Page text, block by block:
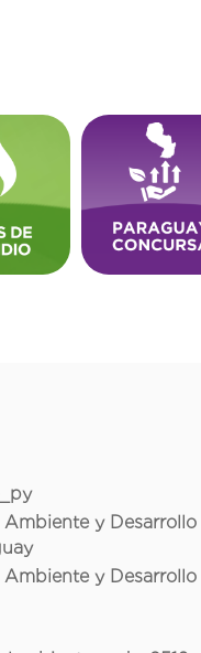
y Desarrollo
Ambiente y Desarrollo